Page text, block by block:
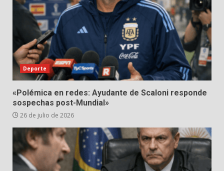
Deporte
«Polémica en redes: Ayudante de Scaloni responde
sospechas post-Mundial»
26 de julio de 2026